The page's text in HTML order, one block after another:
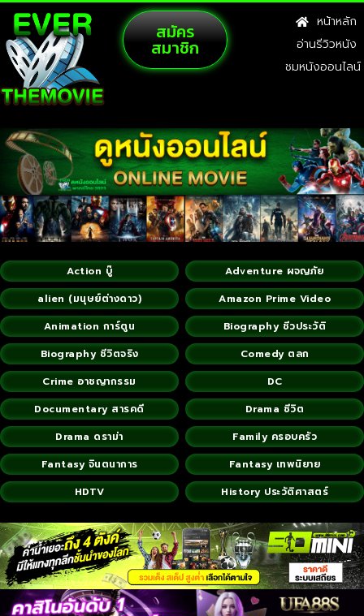
สมัคร
สมาชิก
หน้าหลัก
อ่านรีวิวหนัง
ชมหนังออนไลน์
Action บู๊
Adventure ผจญภัย
alien (มนุษย์ต่างดาว)
Amazon Prime Video
Animation การ์ตูน
Biography ชีวประวัติ
Biography ชีวิตจริง
Comedy ตลก
Crime อาชญากรรม
DC
Documentary สารคดี
Drama ชีวิต
Drama ดราม่า
Family ครอบครัว
Fantasy จินตนาการ
Fantasy เทพนิยาย
HDTV
History ประวัติศาสตร์